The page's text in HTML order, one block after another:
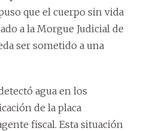
que el cuerpo sin vida
a la Morgue Judicial de
ser sometido a una
agua en los
de la placa
fiscal. Esta situación